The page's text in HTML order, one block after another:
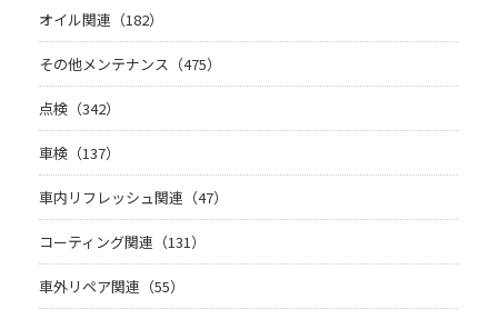
オイル関連（182）
その他メンテナンス（475）
点検（342）
車検（137）
車内リフレッシュ関連（47）
コーティング関連（131）
車外リペア関連（55）